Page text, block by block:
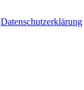
Datenschutzerklärung